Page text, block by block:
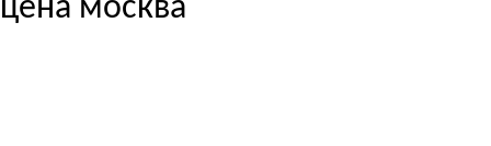
цена москва